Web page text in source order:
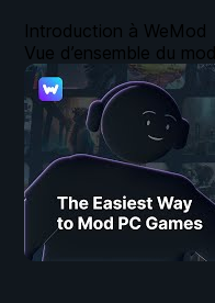
Introduction à WeMod
Vue d’ensemble du